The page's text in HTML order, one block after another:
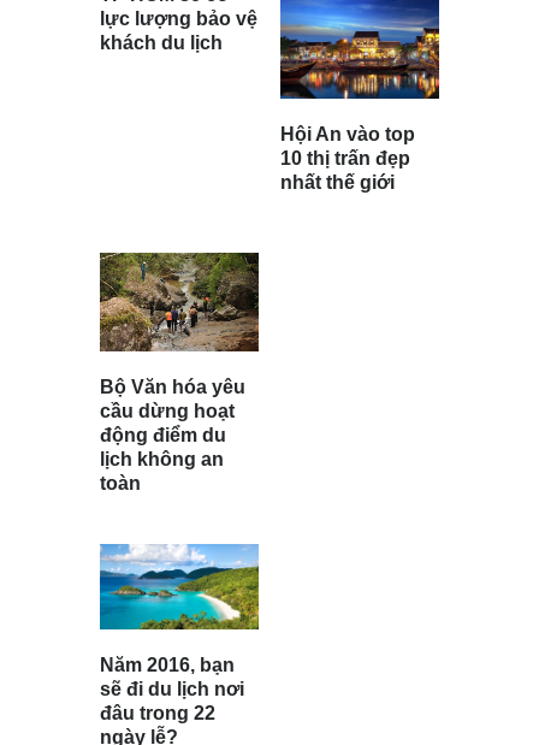
lực lượng bảo vệ
khách du lịch
Hội An vào top
10 thị trấn đẹp
nhất thế giới
Bộ Văn hóa yêu
cầu dừng hoạt
động điểm du
lịch không an
toàn
Năm 2016, bạn
sẽ đi du lịch nơi
đâu trong 22
ngày lễ?